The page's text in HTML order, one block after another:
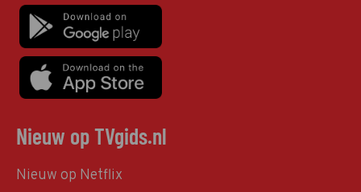
Nieuw op TVgids.nl
Nieuw op Netflix